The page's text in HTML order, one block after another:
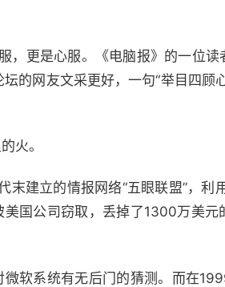
更是心服。《电脑报》的一位读
的网友文采更好，一句“举目四顾
火。
建立的情报网络“五眼联盟”，利
国公司窃取，丢掉了1300万美元
软系统有无后门的猜测。而在